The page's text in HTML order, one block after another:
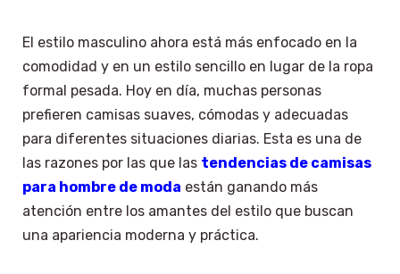
El estilo masculino ahora está más enfocado en la
comodidad y en un estilo sencillo en lugar de la ropa
formal pesada. Hoy en día, muchas personas
prefieren camisas suaves, cómodas y adecuadas
para diferentes situaciones diarias. Esta es una de
las razones por las que las tendencias de camisas
para hombre de moda están ganando más
atención entre los amantes del estilo que buscan
una apariencia moderna y práctica.